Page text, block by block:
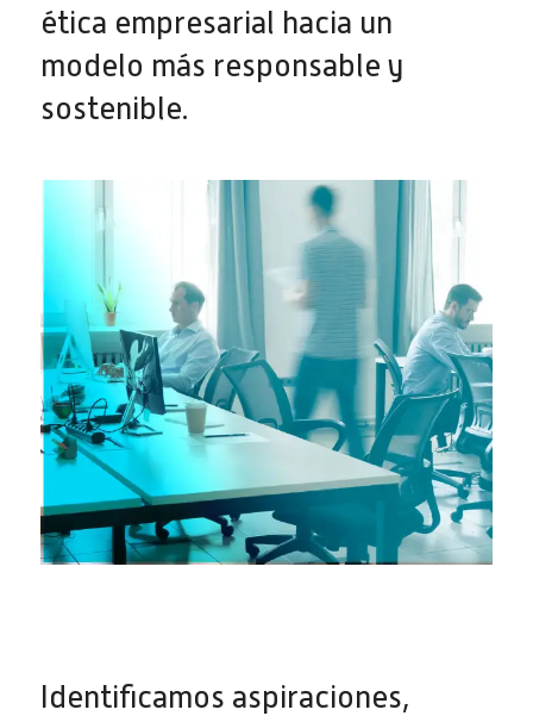
ética empresarial hacia un
modelo más responsable y
sostenible.
Identificamos aspiraciones,